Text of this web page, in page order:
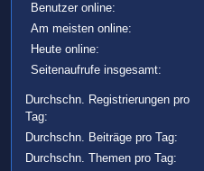
Benutzer online:
Am meisten online:
Heute online:
Seitenaufrufe insgesamt:
Durchschn. Registrierungen pro
Tag:
Durchschn. Beiträge pro Tag:
Durchschn. Themen pro Tag: